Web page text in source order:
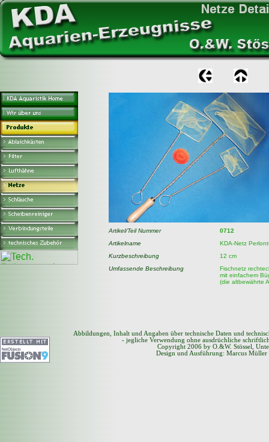
Artikel/Teil Nummer
0712
Artikelname
KDA-Netz
Kurzbeschreibung
12 cm
Umfassende Beschreibung
Fischnetz
mit einfachem
(die altbewährte
Abbildungen, Inhalt und Angaben über technische Daten und
- jegliche Verwendung ohne ausdrüchliche
Copyright 2006 by O.&W. Stössel,
Design und Ausführung: Marcus